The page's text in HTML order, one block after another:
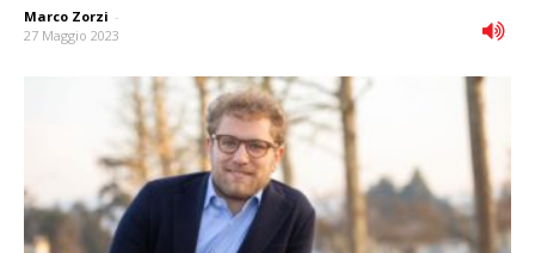
Marco Zorzi -
27 Maggio 2023